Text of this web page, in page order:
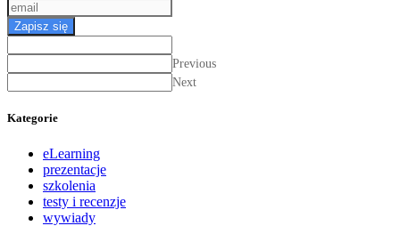
Zapisz się
Previous
Next
Kategorie
eLearning
prezentacje
szkolenia
testy i recenzje
wywiady